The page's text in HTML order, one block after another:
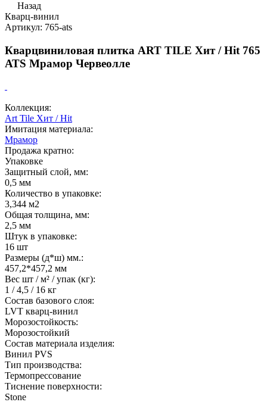
Назад
Кварц-винил
Артикул: 765-ats
Кварцвиниловая плитка ART TILE Хит / Hit 765
АТS Мрамор Червеолле
Коллекция:
Art Tile Хит / Hit
Имитация материала:
Мрамор
Продажа кратно:
Упаковке
Защитный слой, мм:
0,5 мм
Количество в упаковке:
3,344 м2
Общая толщина, мм:
2,5 мм
Штук в упаковке:
16 шт
Размеры (д*ш) мм.:
457,2*457,2 мм
Вес шт / м² / упак (кг):
1 / 4,5 / 16 кг
Состав базового слоя:
LVT кварц-винил
Морозостойкость:
Морозостойкий
Состав материала изделия:
Винил PVS
Тип производства:
Термопрессование
Тиснение поверхности:
Stone